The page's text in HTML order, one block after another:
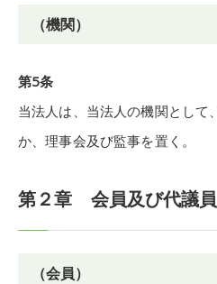
（機関）
第5条
当法人は、当法人の機関として
か、理事会及び監事を置く。
第２章 会員及び代議員
（会員）